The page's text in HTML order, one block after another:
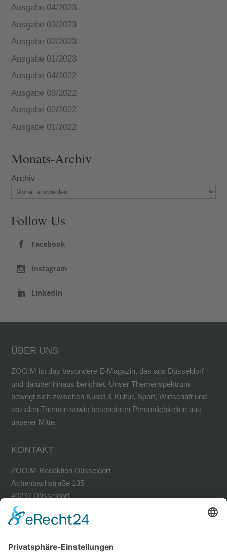
Ausgabe 04/2023
Ausgabe 03/2023
Ausgabe 02/2023
Ausgabe 01/2023
Ausgabe 04/2022
Ausgabe 03/2022
Ausgabe 02/2022
Ausgabe 01/2022
Monats-Archiv
Archiv
Follow Us
Facebook
Instagram
LinkedIn
ÜBER UNS
ZOO:M ist das besondere E-Magazin, das aus Düsseldorf
und darüber hinaus berichtet. Unser Themenspektrum
bewegt sich zwischen Kunst & Kultur, Sport, Wirtschaft und
sozialen Themen sowie besonderen Persönlichkeiten aus
unserer Mitte.
KONTAKT
ZOO:M-Redaktion Düsseldorf
Achenbachstraße 135
40237 Düsseldorf
Tel. 0211-30200741
Fax 0211-30200749